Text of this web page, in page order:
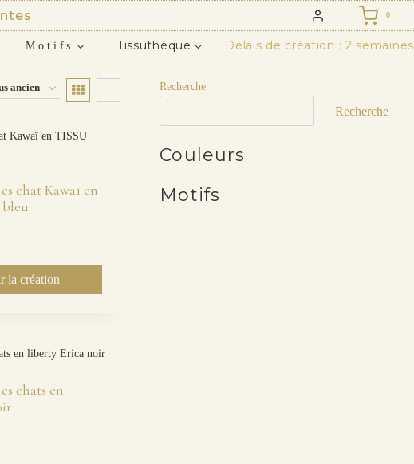
0
Motifs Tissuthèque Délais de création : 2 semaines
chat Kawaï en
la création
chats en
Recherche
Recherche
Couleurs
Motifs